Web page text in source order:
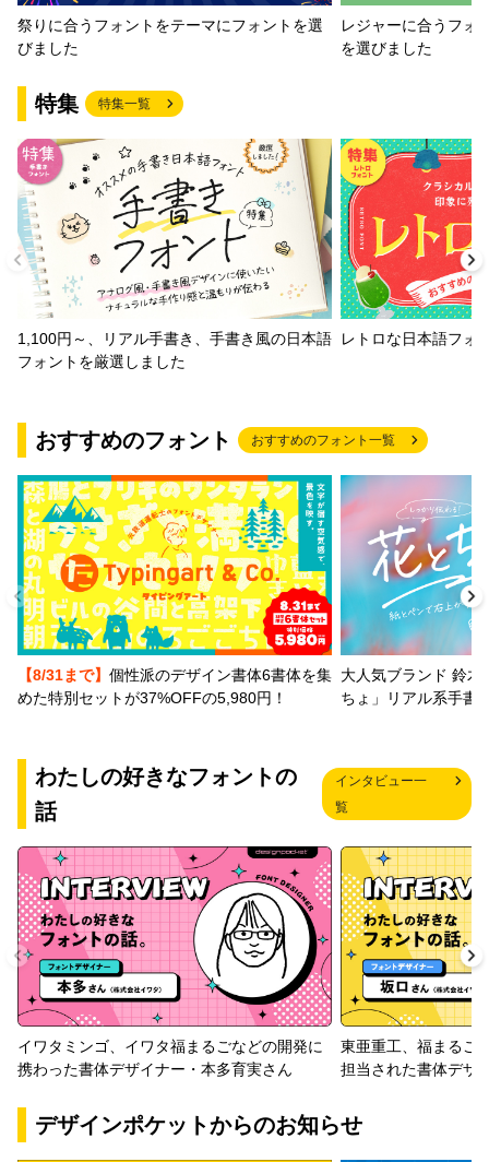
祭りに合うフォントをテーマにフォントを選
びました
レジャーに合うフォ
を選びました
特集 特集一覧
1,100円～、リアル手書き、手書き風の日本語
フォントを厳選しました
レトロな日本語フォ
おすすめのフォント おすすめのフォント一覧
【8/31まで】 個性派のデザイン書体6書体を集
めた特別セットが37%OFFの5,980円！
大人気ブランド 鈴木
ちょ」リアル系手書
わたしの好きなフォントの
話
インタビュー一
覧
イワタミンゴ、イワタ福まるごなどの開発に
携わった書体デザイナー・本多育実さん
東亜重工、福まるご
担当された書体デザ
デザインポケットからのお知らせ